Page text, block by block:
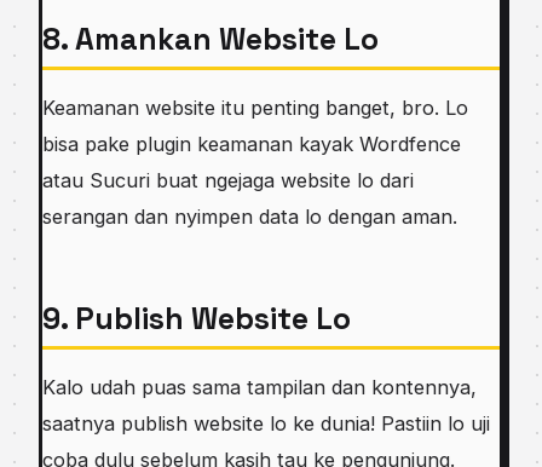
8. Amankan Website Lo
Keamanan website itu penting banget, bro. Lo
bisa pake plugin keamanan kayak Wordfence
atau Sucuri buat ngejaga website lo dari
serangan dan nyimpen data lo dengan aman.
9. Publish Website Lo
Kalo udah puas sama tampilan dan kontennya,
saatnya publish website lo ke dunia! Pastiin lo uji
coba dulu sebelum kasih tau ke pengunjung.